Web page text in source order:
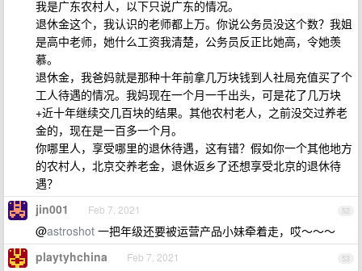
我是广东农村人，以下只说广东的情况。
退休金这个，我认识的老师都上万。你说公务员没这个数？我姐
是高中老师，她什么工资我清楚，公务员反正比她高，令她羡
慕。
退休金，我爸妈就是那种十年前拿几万块钱到人社局充值买了个
工人待遇的情况。我妈现在一个月一千出头，可是花了几万块
+近十年继续交几百块的结果。其他农村老人，之前没交过养老
金的，现在是一百多一个月。
你哪里人，享受哪里的退休待遇，这有错？假如你一个其他地方
的农村人，北京交养老金，退休返乡了还想享受北京的退休待
遇？
52
jin001 Feb 7, 2021
@astroshot 一把年级还要被运营产品小妹牵着走，哎～～～
53
playtyhchina Feb 7, 2021